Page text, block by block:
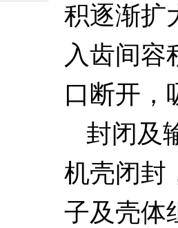
积逐渐扩
入齿间容
口断开，
封闭及
机壳闭封
子及壳体